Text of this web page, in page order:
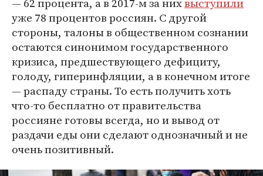
уже 78 процентов россиян. С другой
стороны, талоны в общественном сознании
остаются синонимом государственного
кризиса, предшествующего дефициту,
голоду, гиперинфляции, а в конечном итоге
— распаду страны. То есть получить хоть
что-то бесплатно от правительства
россияне готовы всегда, но и вывод от
раздачи еды они сделают однозначный и не
очень позитивный.